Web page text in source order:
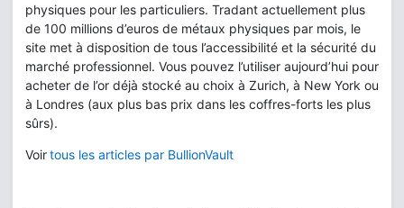
physiques pour les particuliers. Tradant actuellement plus
de 100 millions d’euros de métaux physiques par mois, le
site met à disposition de tous l’accessibilité et la sécurité du
marché professionnel. Vous pouvez l’utiliser aujourd’hui pour
acheter de l’or déjà stocké au choix à Zurich, à New York ou
à Londres (aux plus bas prix dans les coffres-forts les plus
sûrs).
Voirtous les articles par BullionVault